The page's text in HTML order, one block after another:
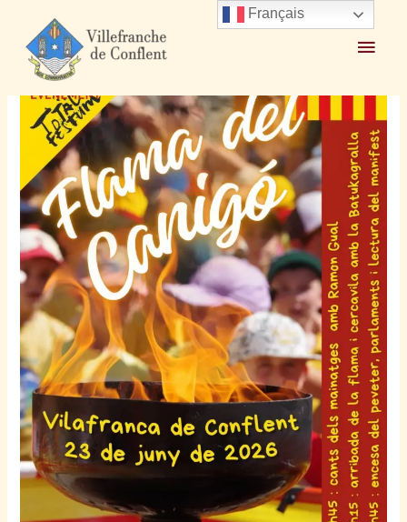
Accueil 2026 juin 18 Saint Jean le mardi 23 Juin 2026
Français